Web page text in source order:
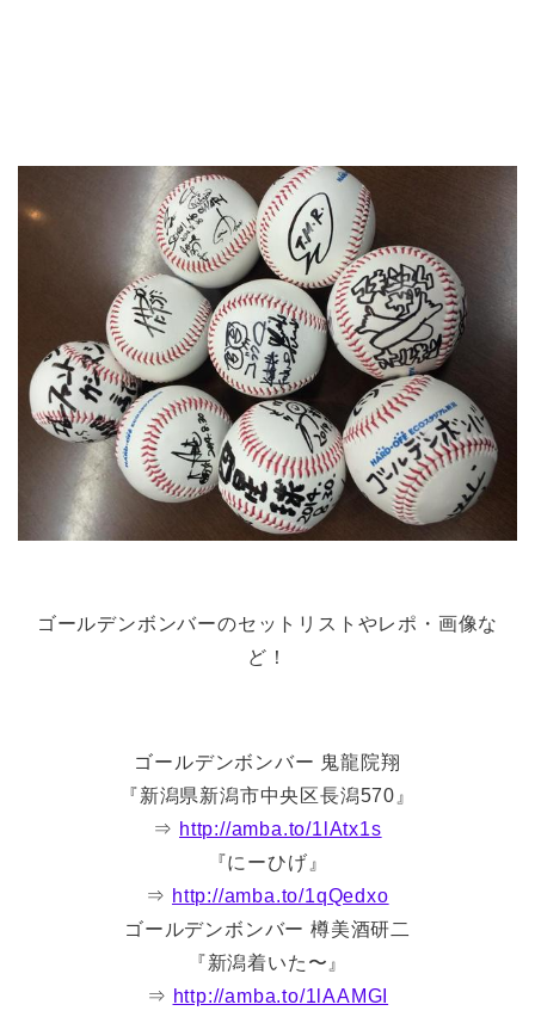
ゴールデンボンバーのセットリストやレポ・画像な
ど！
ゴールデンボンバー 鬼龍院翔
『新潟県新潟市中央区長潟570』
⇒ http://amba.to/1lAtx1s
『にーひげ』
⇒ http://amba.to/1qQedxo
ゴールデンボンバー 樽美酒研二
『新潟着いた〜』
⇒ http://amba.to/1lAAMGI